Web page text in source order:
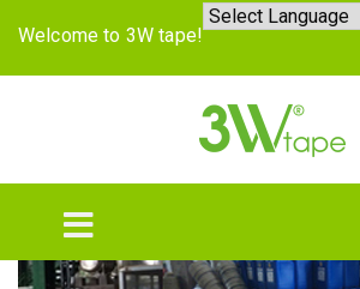
Welcome to 3W tape!